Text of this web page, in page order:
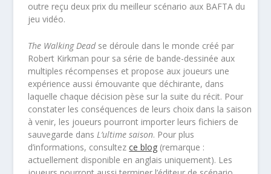
outre reçu deux prix du meilleur scénario aux BAFTA du
jeu vidéo.
The Walking Dead se déroule dans le monde créé par
Robert Kirkman pour sa série de bande-dessinée aux
multiples récompenses et propose aux joueurs une
expérience aussi émouvante que déchirante, dans
laquelle chaque décision pèse sur la suite du récit. Pour
constater les conséquences de leurs choix dans la saison
à venir, les joueurs pourront importer leurs fichiers de
sauvegarde dansL’ultime saison. Pour plus
d’informations, consultezce blog (remarque :
actuellement disponible en anglais uniquement). Les